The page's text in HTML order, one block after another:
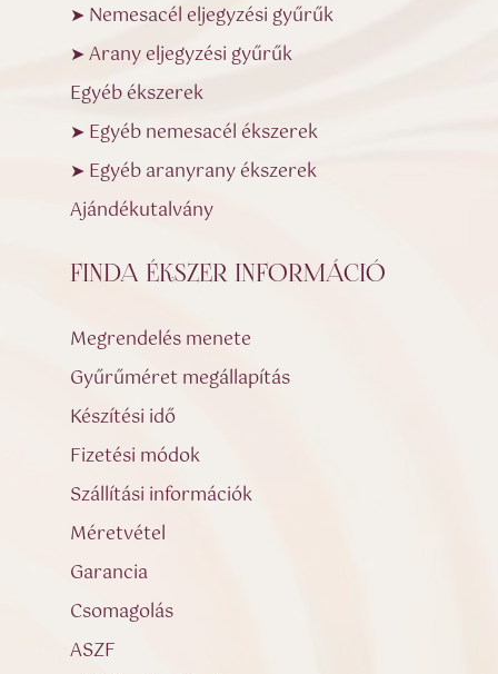
➤ Nemesacél eljegyzési gyűrűk
➤ Arany eljegyzési gyűrűk
Egyéb ékszerek
➤ Egyéb nemesacél ékszerek
➤ Egyéb aranyrany ékszerek
Ajándékutalvány
FINDA ÉKSZER INFORMÁCIÓ
Megrendelés menete
Gyűrűméret megállapítás
Készítési idő
Fizetési módok
Szállítási információk
Méretvétel
Garancia
Csomagolás
ASZF